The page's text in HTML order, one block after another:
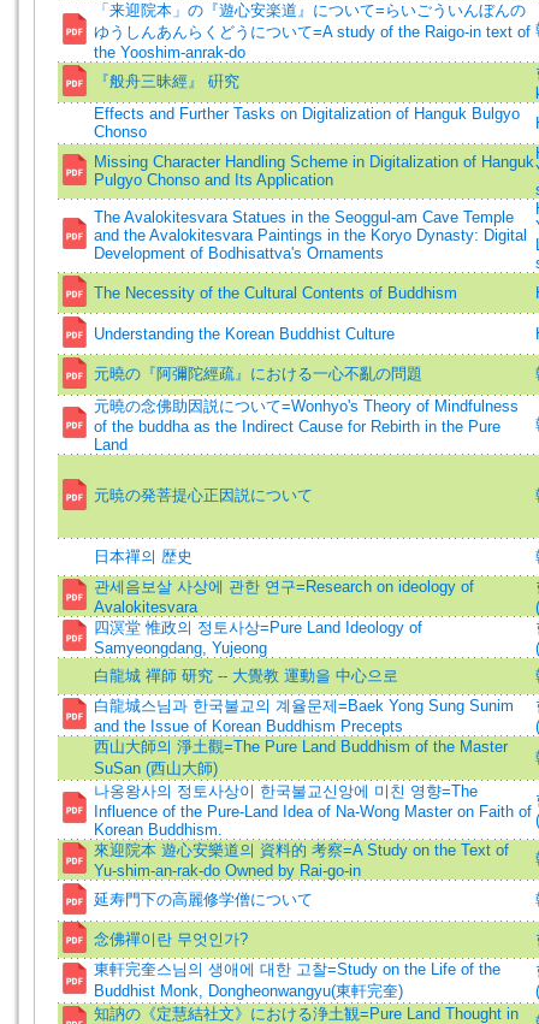
「来迎院本」の『遊心安楽道』について=らいごういんぼんの
ゆうしんあんらくどうについて=A study of the Raigo-in text of
the Yooshim-anrak-do
『般舟三昧經』 硏究
Effects and Further Tasks on Digitalization of Hanguk Bulgyo
Chonso
Missing Character Handling Scheme in Digitalization of Hanguk
Pulgyo Chonso and Its Application
The Avalokitesvara Statues in the Seoggul-am Cave Temple
and the Avalokitesvara Paintings in the Koryo Dynasty: Digital
Development of Bodhisattva's Ornaments
The Necessity of the Cultural Contents of Buddhism
Understanding the Korean Buddhist Culture
元曉の『阿彌陀經疏』における一心不亂の問題
元曉の念佛助因説について=Wonhyo's Theory of Mindfulness
of the buddha as the Indirect Cause for Rebirth in the Pure
Land
元暁の発菩提心正因説について
日本禪의 歴史
관세음보살 사상에 관한 연구=Research on ideology of
Avalokitesvara
四溟堂 惟政의 정토사상=Pure Land Ideology of
Samyeongdang, Yujeong
白龍城 禪師 研究 -- 大覺教 運動을 中心으로
白龍城스님과 한국불교의 계율문제=Baek Yong Sung Sunim
and the Issue of Korean Buddhism Precepts
西山大師의 淨土觀=The Pure Land Buddhism of the Master
SuSan (西山大師)
나옹왕사의 정토사상이 한국불교신앙에 미친 영향=The
Influence of the Pure-Land Idea of Na-Wong Master on Faith of
Korean Buddhism.
來迎院本 遊心安樂道의 資料的 考察=A Study on the Text of
Yu-shim-an-rak-do Owned by Rai-go-in
延寿門下の高麗修学僧について
念佛禪이란 무엇인가?
東軒完奎스님의 생애에 대한 고찰=Study on the Life of the
Buddhist Monk, Dongheonwangyu(東軒完奎)
知訥の《定慧結社文》における浄土観=Pure Land Thought in